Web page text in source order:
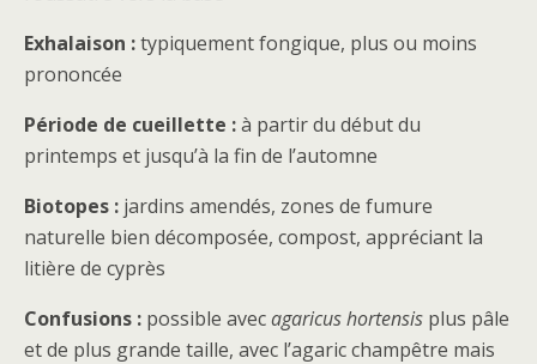
Exhalaison :typiquement fongique, plus ou moins
prononcée
Période de cueillette :à partir du début du
printemps et jusqu’à la fin de l’automne
Biotopes : jardins amendés, zones de fumure
naturelle bien décomposée, compost, appréciant la
litière de cyprès
Confusions : possible avecagaricus hortensis plus pâle
et de plus grande taille, avec l’agaric champêtre mais